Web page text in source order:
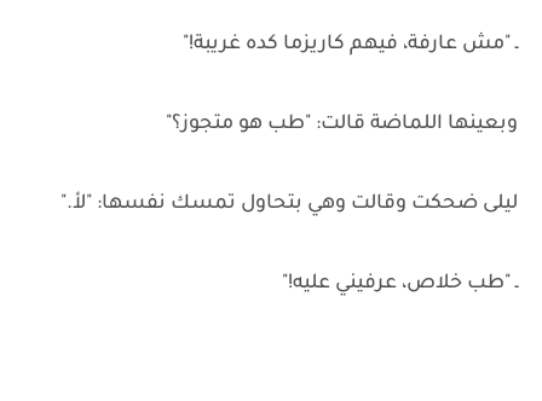
ـ "مش عارفة، فيهم كاريزما كده غريبة!"
وبعينها اللماضة قالت: "طب هو متجوز؟"
ليلى ضحكت وقالت وهي بتحاول تمسك نفسها: "لأ."
ـ "طب خلاص، عرفيني عليه!"